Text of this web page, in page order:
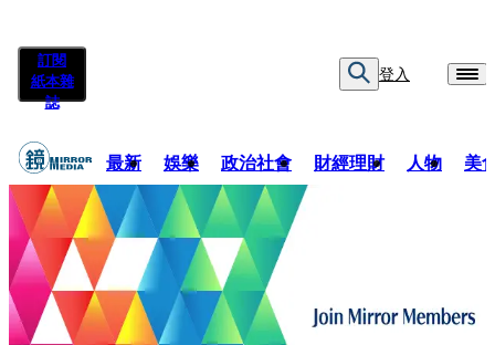
訂閱
紙本雜
誌
登入
最新 娛樂 政治社會 財經理財 人物 美